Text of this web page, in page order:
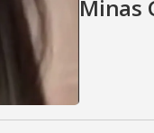
Minas